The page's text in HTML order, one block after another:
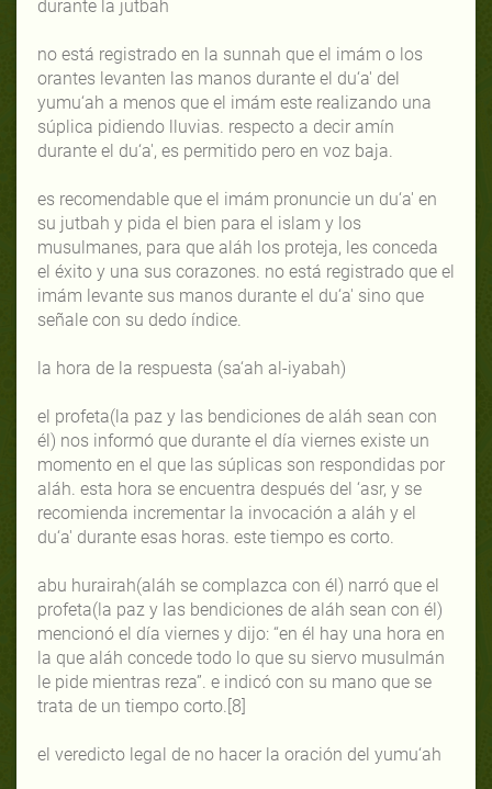
durante la jutbah
no está registrado en la sunnah que el imám o los
orantes levanten las manos durante el du‘a' del
yumu‘ah a menos que el imám este realizando una
súplica pidiendo lluvias. respecto a decir amín
durante el du‘a', es permitido pero en voz baja.
es recomendable que el imám pronuncie un du‘a' en
su jutbah y pida el bien para el islam y los
musulmanes, para que aláh los proteja, les conceda
el éxito y una sus corazones. no está registrado que el
imám levante sus manos durante el du‘a' sino que
señale con su dedo índice.
la hora de la respuesta (sa‘ah al-iyabah)
el profeta(la paz y las bendiciones de aláh sean con
él) nos informó que durante el día viernes existe un
momento en el que las súplicas son respondidas por
aláh. esta hora se encuentra después del ‘asr, y se
recomienda incrementar la invocación a aláh y el
du‘a' durante esas horas. este tiempo es corto.
abu hurairah(aláh se complazca con él) narró que el
profeta(la paz y las bendiciones de aláh sean con él)
mencionó el día viernes y dijo: “en él hay una hora en
la que aláh concede todo lo que su siervo musulmán
le pide mientras reza”. e indicó con su mano que se
trata de un tiempo corto.[8]
el veredicto legal de no hacer la oración del yumu‘ah